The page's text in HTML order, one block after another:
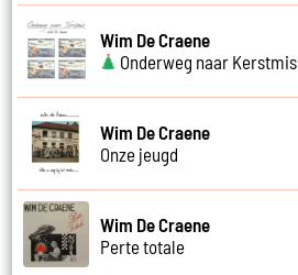
Wim De Craene
Onderweg naar Kerstmis
Wim De Craene
Onze jeugd
Wim De Craene
Perte totale